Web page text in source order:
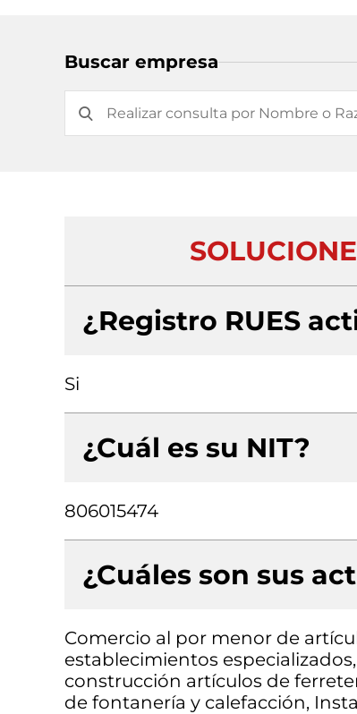
Buscar empresa
¿Registro RUES
Si
¿Cuál es su NIT?
806015474
¿Cuáles son sus
Comercio al por menor de
establecimientos
construcción artículos de
de fontanería y calefacción,